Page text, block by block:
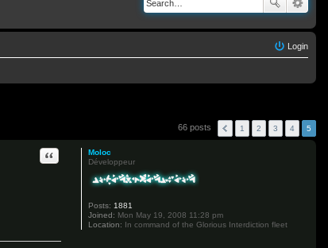
Login
66 posts 1 2 3 4 5
Moloc
Développeur
Posts: 1881
Joined: Mon May 19, 2008 11:28 pm
Location: In command of the Glorious Interdiction fleet
Quote